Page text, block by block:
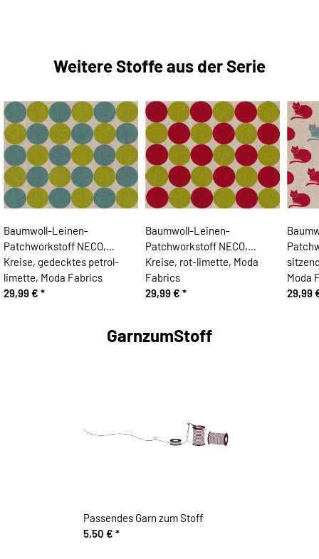
Weitere Stoffe aus der Serie
Baumwoll-Leinen-
Patchworkstoff NECO,
Kreise, gedecktes petrol-
limette, Moda Fabrics
29,99 € *
Baumwoll-Leinen-
Patchworkstoff NECO,
Kreise, rot-limette, Moda
Fabrics
29,99 € *
Moda
29,99
GarnzumStoff
Passendes Garn zum Stoff
5,50 € *